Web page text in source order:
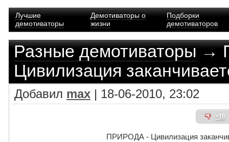
Лучшие
демотиваторы
Демотиваторы о
жизни
Подборки
демотиваторов
Разные демотиваторы→
Цивилизация
Добавил max | 18-06-2010, 23:02
+10
ПРИРОДА - Цивилизация